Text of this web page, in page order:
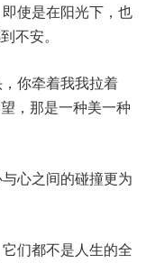
使是在阳光下，也
不安。
你牵着我我拉着
，那是一种美一种
心之间的碰撞更为
们都不是人生的全